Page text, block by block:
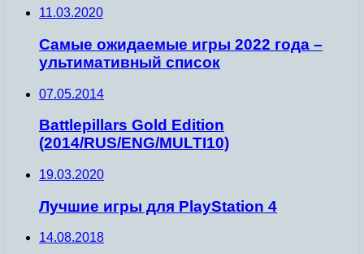
11.03.2020
Самые ожидаемые игры 2022 года –
ультимативный список
07.05.2014
Battlepillars Gold Edition
(2014/RUS/ENG/MULTI10)
19.03.2020
Лучшие игры для PlayStation 4
14.08.2018